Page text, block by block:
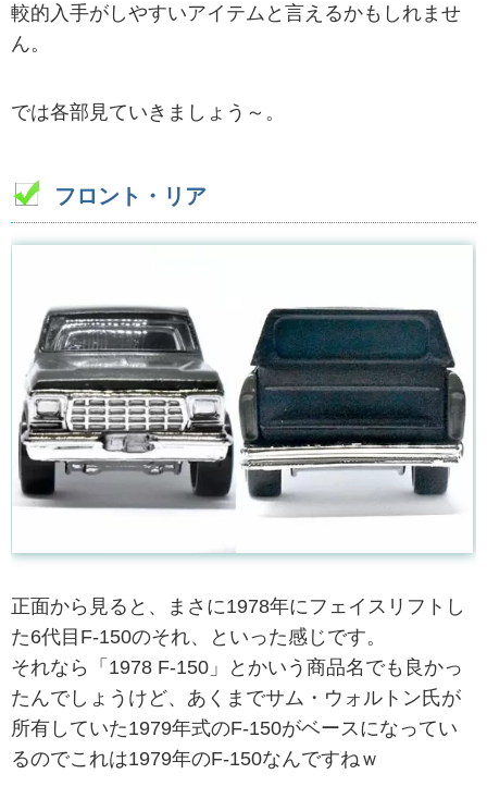
較的入手がしやすいアイテムと言えるかもしれませ
ん。
では各部見ていきましょう～。
フロント・リア
正面から見ると、まさに1978年にフェイスリフトし
た6代目F-150のそれ、といった感じです。
それなら「1978 F-150」とかいう商品名でも良かっ
たんでしょうけど、あくまでサム・ウォルトン氏が
所有していた1979年式のF-150がベースになってい
るのでこれは1979年のF-150なんですねｗ